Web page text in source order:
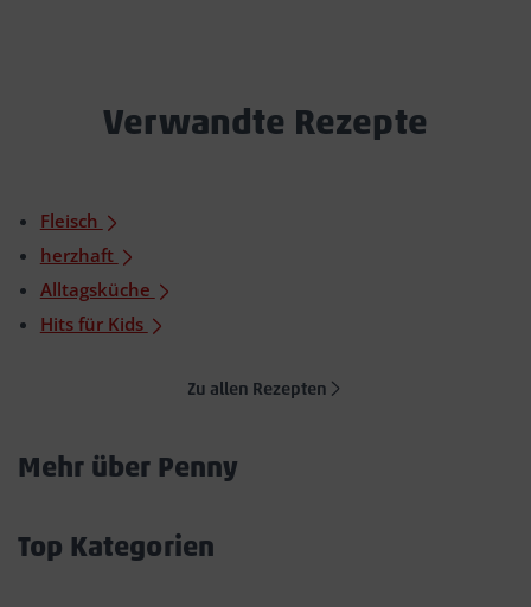
Verwandte Rezepte
Fleisch
herzhaft
Alltagsküche
Hits für Kids
Zu allen Rezepten
Mehr über Penny
Top Kategorien